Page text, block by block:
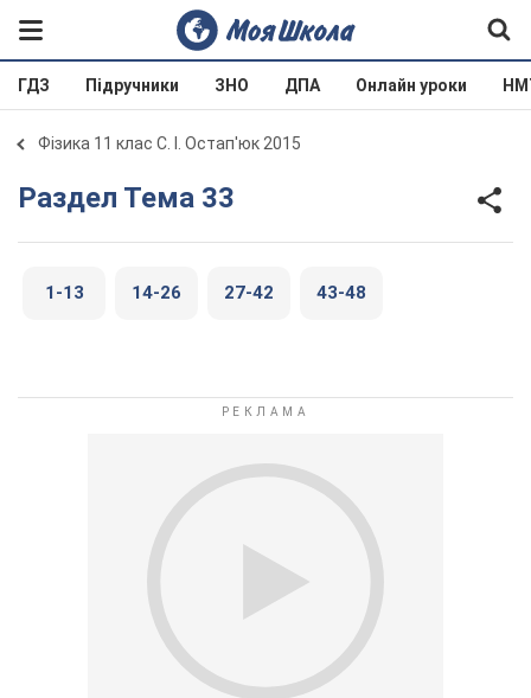
ГДЗ Підручники ЗНО ДПА Онлайн уроки
Фізика 11 клас С. І. Остап'юк 2015
Раздел Тема 33
1-13 14-26 27-42 43-48